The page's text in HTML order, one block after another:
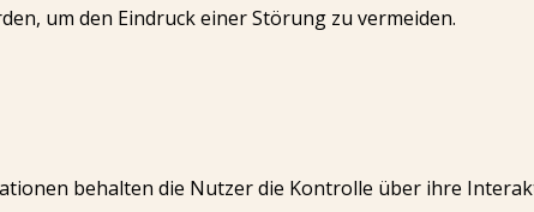
um den Eindruck einer Störung zu vermeiden.
behalten die Nutzer die Kontrolle über ihre